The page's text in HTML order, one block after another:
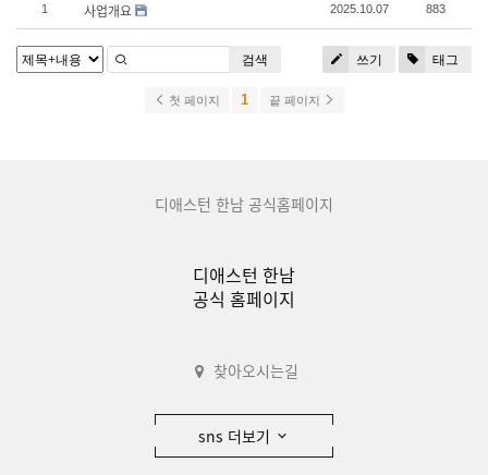
1 사업개요 2025.10.07 883
쓰기 태그
검색
첫 페이지 1 끝 페이지
디애스턴 한남 공식홈페이지
디애스턴 한남
공식 홈페이지
찾아오시는길
sns 더보기